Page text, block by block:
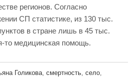
регионов. Согласно
СП статистике, из 130 тыс.
в стране лишь в 45 тыс.
то медицинская помощь.
Голикова смертность село